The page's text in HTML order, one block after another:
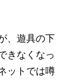
、遊具の下
きなくなっ
ットでは噂